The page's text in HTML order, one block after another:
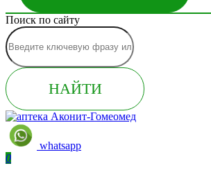
Поиск по сайту
НАЙТИ
whatsapp
0